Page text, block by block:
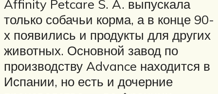
Affinity Petcare S. A. выпускала
только собачьи корма, а в конце 90-
х появились и продукты для других
животных. Основной завод по
производству Advance находится в
Испании, но есть и дочерние